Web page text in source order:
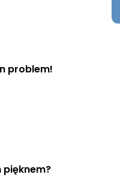
problem!
pięknem?